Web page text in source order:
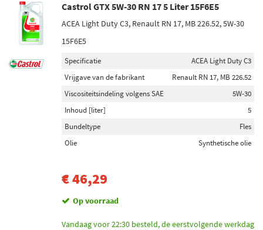
Castrol GTX 5W-30 RN 17 5 Liter 15F6E5
ACEA Light Duty C3, Renault RN 17, MB 226.52, 5W-30
15F6E5
Specificatie
ACEA Light Duty C3
Vrijgave van de fabrikant
Renault RN 17, MB 226.52
Viscositeitsindeling volgens SAE
5W-30
Inhoud [liter]
5
Bundeltype
Fles
Olie
Synthetische olie
€ 46,29
Op voorraad
Vandaag voor 22:30 besteld, de eerstvolgende werkdag